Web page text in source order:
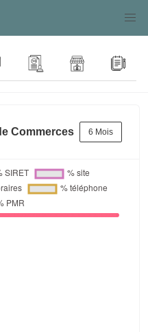
Commerces 6 Mois